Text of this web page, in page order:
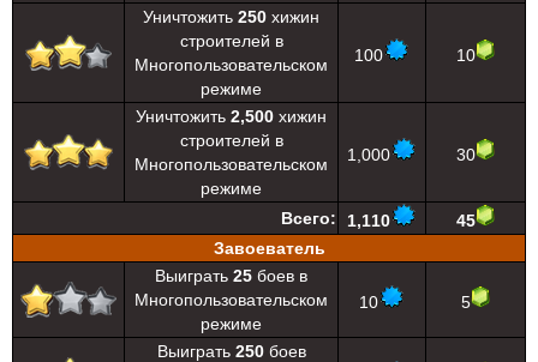
Уничтожить 250 хижин
строителей в
Многопользовательском
режиме
100 10
Уничтожить 2,500 хижин
строителей в
Многопользовательском
режиме
1,000 30
Всего: 1,110
45
Завоеватель
Выиграть 25 боев в
Многопользовательском
режиме
10 5
Выиграть 250боев